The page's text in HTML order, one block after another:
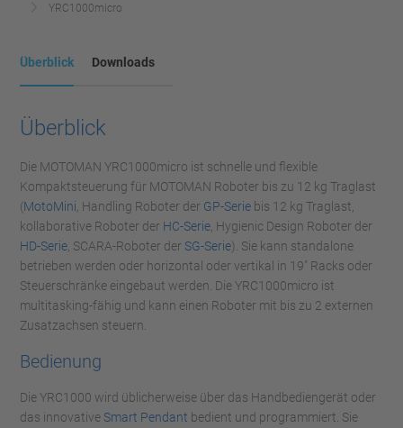
YRC1000micro
Überblick Downloads
Überblick
Die MOTOMAN YRC1000micro ist schnelle und flexible
Kompaktsteuerung für MOTOMAN Roboter bis zu 12 kg Traglast
(MotoMini , Handling Roboter der GP-Serie bis 12 kg Traglast,
kollaborative Roboter der HC-Serie , Hygienic Design Roboter der
HD-Serie , SCARA-Roboter der SG-Serie). Sie kann standalone
betrieben werden oder horizontal oder vertikal in 19" Racks oder
Steuerschränke eingebaut werden. Die YRC1000micro ist
multitasking-fähig und kann einen Roboter mit bis zu 2 externen
Zusatzachsen steuern.
Bedienung
Die YRC1000 wird üblicherweise über das Handbediengerät oder
das innovative Smart Pendant bedient und programmiert. Sie